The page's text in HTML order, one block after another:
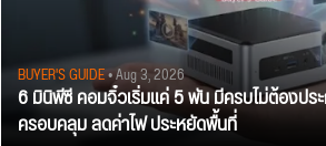
BUYER'S GUIDE• Aug 3, 2026
6 มินิพีซี คอมจิ๋วเริ่มแค่ 5 พัน มีครบไม่ต้องปร
ครอบคลุม ลดค่าไฟ ประหยัดพื้นที่